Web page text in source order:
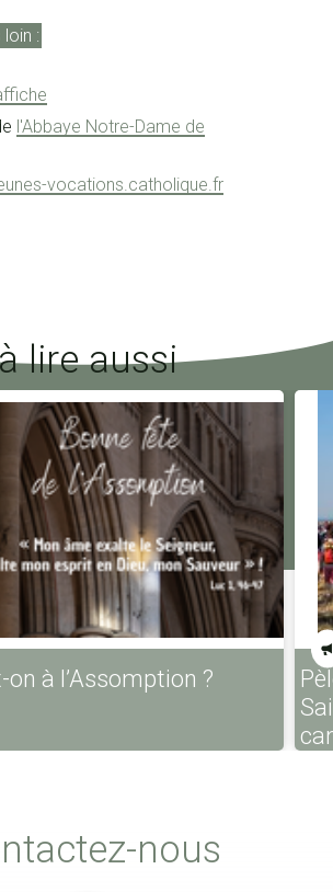
:
l'Abbaye Notre-Dame de
vocations.catholique.fr
lire aussi
à l’Assomption ?
nous